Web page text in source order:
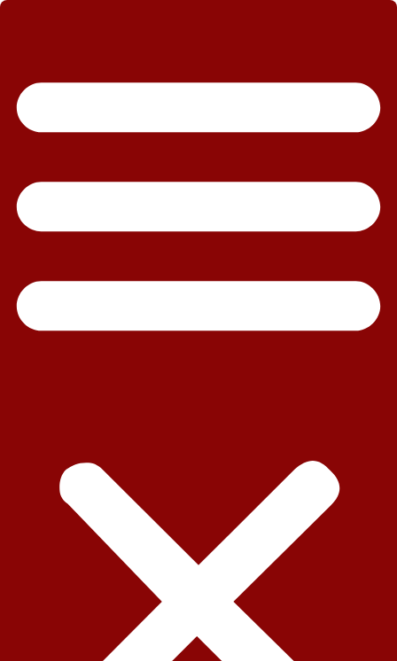
پرش